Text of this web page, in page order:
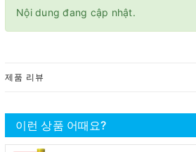
Nội dung đang cập nhật.
제품 리뷰
이런 상품 어때요?